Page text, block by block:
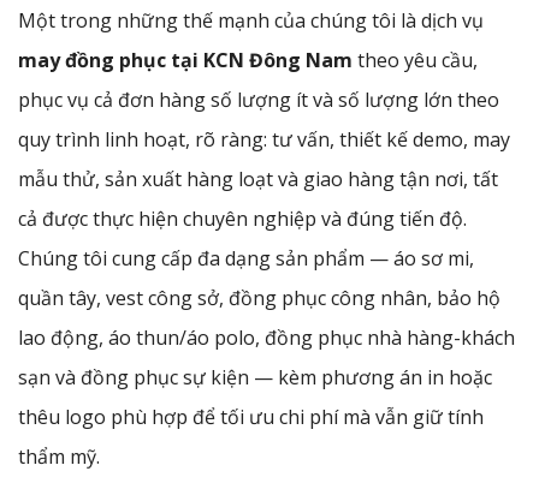
Một trong những thế mạnh của chúng tôi là dịch vụ
may đồng phục tại KCN Đông Nam theo yêu cầu,
phục vụ cả đơn hàng số lượng ít và số lượng lớn theo
quy trình linh hoạt, rõ ràng: tư vấn, thiết kế demo, may
mẫu thử, sản xuất hàng loạt và giao hàng tận nơi, tất
cả được thực hiện chuyên nghiệp và đúng tiến độ.
Chúng tôi cung cấp đa dạng sản phẩm — áo sơ mi,
quần tây, vest công sở, đồng phục công nhân, bảo hộ
lao động, áo thun/áo polo, đồng phục nhà hàng-khách
sạn và đồng phục sự kiện — kèm phương án in hoặc
thêu logo phù hợp để tối ưu chi phí mà vẫn giữ tính
thẩm mỹ.